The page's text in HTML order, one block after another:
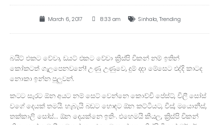
March 6, 2017 8:33 am Sinhala,Trending
බයිට් එකට වේවා, ඩයට් එකට වේවා ක්‍රිස්පි චිකන් නම් ඉතින්
කෝකටත් ගැලපෙනවනේ! උණු උණුවෙ, දුම් දදා මේසෙට එද්දි කාටද
නොකා ඉන්න පුලුවන්.
කටට සැරට ඕන අයට නම් සෙට් වෙන්නෙ කොච්චි පේස්ට්, චිලී සෝස්
වගේ දෙයක් තමයි. හැබැයි බඩට හොඳට ඕන කට්ටියට, චීස්, මයොනීස්,
තක්කාලි සෝස්… ඕන දෙයක්නෙ ඉතිං. එහෙමයි කියල, ක්‍රිස්පි චිකන්